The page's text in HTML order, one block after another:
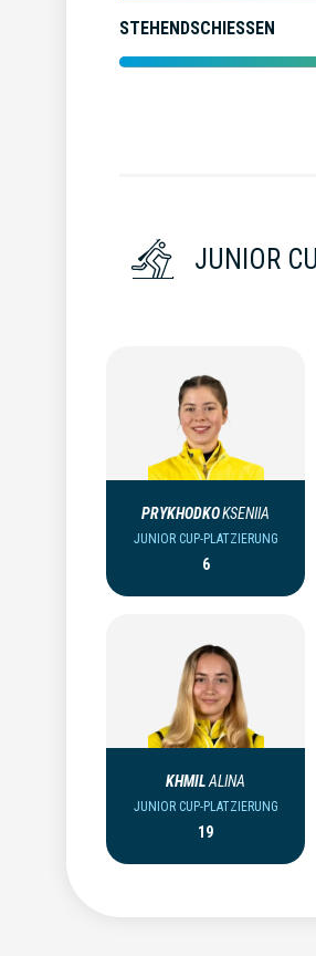
STEHENDSCHIESSEN
JUNIOR
PRYKHODKOKSENIIA
JUNIOR CUP-PLATZIERUNG
6
KHMILALINA
JUNIOR CUP-PLATZIERUNG
19